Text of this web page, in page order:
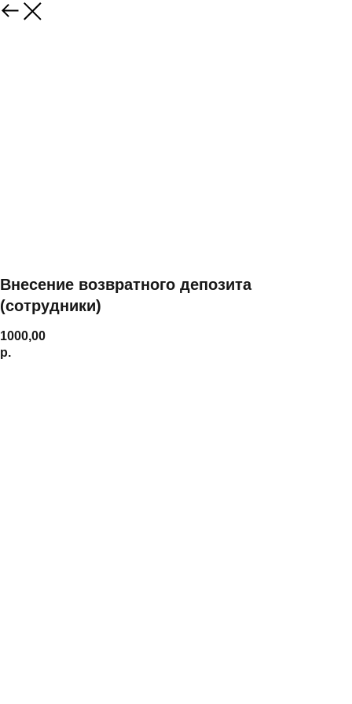
Внесение возвратного депозита
(сотрудники)
1000,00
р.